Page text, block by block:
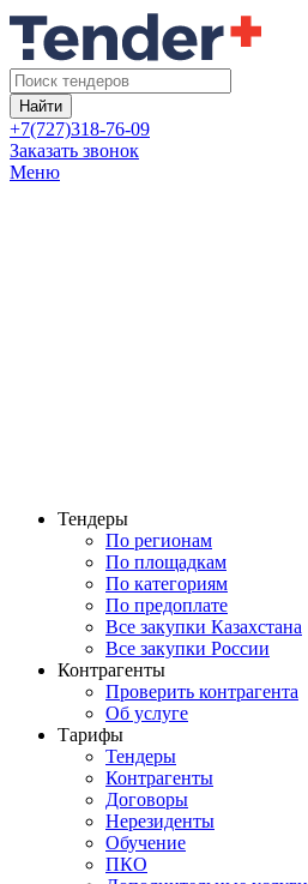
Найти
+7(727)318-76-09
Заказать звонок
Меню
Тендеры
По регионам
По площадкам
По категориям
По предоплате
Все закупки Казахстана
Все закупки России
Контрагенты
Проверить контрагента
Об услуге
Тарифы
Тендеры
Контрагенты
Договоры
Нерезиденты
Обучение
ПКО